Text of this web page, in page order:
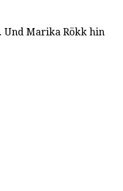
Und Marika Rökk hin